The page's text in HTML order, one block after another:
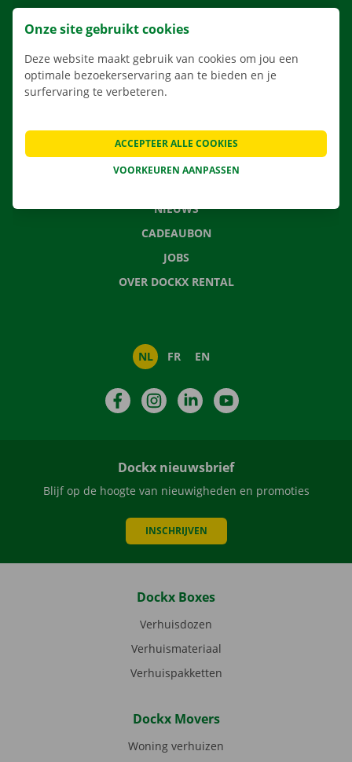
ONZE DIENSTEN
LOCATIES
APP
VERHUISOPLOSSINGEN
CONTACTEER ONS
NIEUWS
CADEAUBON
JOBS
OVER DOCKX RENTAL
NL FR EN
FacebookInstagramLinkedIn
Dockx nieuwsbrief
Blijf op de hoogte van nieuwigheden en promoties
INSCHRIJVEN
Dockx Boxes
Verhuisdozen
Verhuismateriaal
Verhuispakketten
Dockx Movers
Woning verhuizen
Onze site gebruikt cookies
Deze website maakt gebruik van cookies om jou een
optimale bezoekerservaring aan te bieden en je
surfervaring te verbeteren.
VOORKEUREN AANPASSEN
ACCEPTEER ALLE COOKIES